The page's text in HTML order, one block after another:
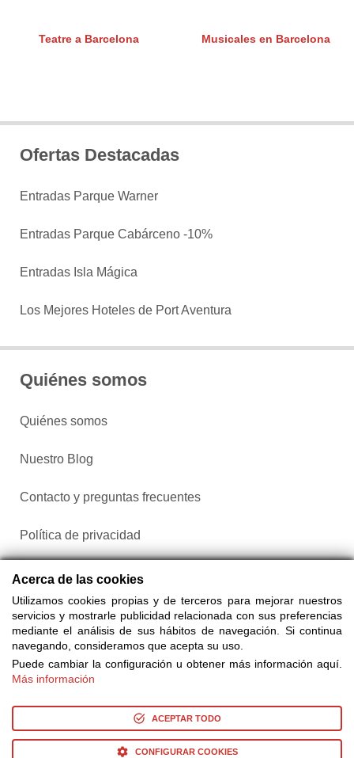
Teatre a Barcelona Musicales en Barcelona
Ofertas Destacadas
Entradas Parque Warner
Entradas Parque Cabárceno -10%
Entradas Isla Mágica
Los Mejores Hoteles de Port Aventura
Quiénes somos
Quiénes somos
Nuestro Blog
Contacto y preguntas frecuentes
Política de privacidad
Configurar cookies
de 25 proveedores
Acerca de las cookies
Utilizamos cookies propias y de terceros para mejorar nuestros
servicios y mostrarle publicidad relacionada con sus preferencias
mediante el análisis de sus hábitos de navegación. Si continua
navegando, consideramos que acepta su uso.
Puede cambiar la configuración u obtener más información aquí.
Más información
ACEPTAR TODO
CONFIGURAR COOKIES